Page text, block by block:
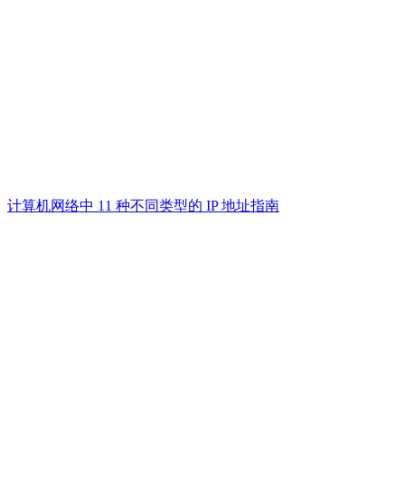
计算机网络中 11 种不同类型的 IP 地址指南